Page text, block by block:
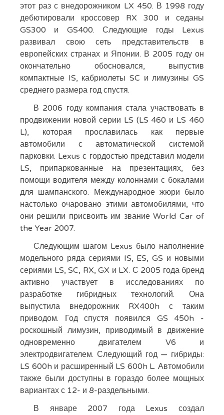
этот раз с внедорожником LX 450. В 1998 году
дебютировали кроссовер RX 300 и седаны
GS300 и GS400. Следующие годы Lexus
развивал свою сеть представительств в
европейских странах и Японии. В 2005 году он
окончательно обосновался, выпустив
компактные IS, кабриолеты SC и лимузины GS
среднего размера год спустя.
В 2006 году компания стала участвовать в
продвижении новой серии LS (LS 460 и LS 460
L), которая прославилась как первые
автомобили с автоматической системой
парковки. Lexus с гордостью представил модели
LS, припаркованные на презентациях, без
помощи водителя между колоннами с бокалами
для шампанского. Международное жюри было
настолько очаровано этими автомобилями, что
они решили присвоить им звание World Car of
the Year 2007.
Следующим шагом Lexus было наполнение
модельного ряда сериями IS, ES, GS и новыми
сериями LS, SC, RX, GX и LX. С 2005 года бренд
активно участвует в исследованиях по
разработке гибридных технологий. Она
выпустила внедорожник RX400h с таким
приводом. Год спустя появился GS 450h -
роскошный лимузин, приводимый в движение
одновременно двигателем V6 и
электродвигателем. Следующий год — гибриды:
LS 600h и расширенный LS 600h L. Автомобили
также были доступны в гораздо более мощных
вариантах с 12- и 8-раздельными.
В январе 2007 года Lexus создал